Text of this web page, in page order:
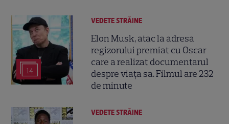
14
VEDETE STRĂINE
Elon Musk, atac la adresa
regizorului premiat cu Oscar
care a realizat documentarul
despre viața sa. Filmul are 232
de minute
VEDETE STRĂINE